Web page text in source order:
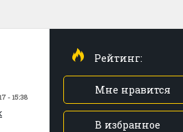
- 15:38
Рейтинг:
Мне нравится
В избранное